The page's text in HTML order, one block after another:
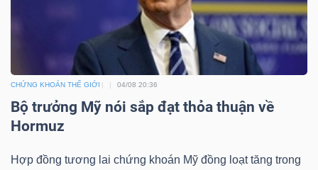
CHỨNG KHOÁN THẾ GIỚI 04/08 20:36
Bộ trưởng Mỹ nói sắp đạt thỏa thuận về
Hormuz
Hợp đồng tương lai chứng khoán Mỹ đồng loạt tăng trong